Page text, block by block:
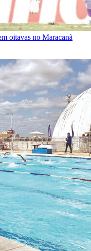
oitavas no Maracanã